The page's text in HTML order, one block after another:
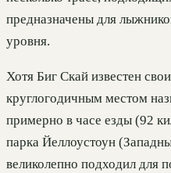
предназначены для
уровня.
Хотя Биг Скай известен
круглогодичным местом
примерно в часе езды (92
парка Йеллоустоун
великолепно подходил для